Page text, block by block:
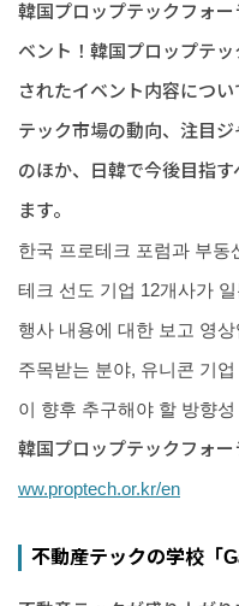
韓国プロップテックフォ
ベント！韓国プロップテ
されたイベント内容につ
テック市場の動向、注目
のほか、日韓で今後目指
ます。
한국 프로테크 포럼과 부동
테크 선도 기업 12개사가
행사 내용에 대한 보고 영
주목받는 분야, 유니콘 기
이 향후 추구해야 할 방향
韓国プロップテックフォ
ww.proptech.or.kr/en
不動産テックの学校「